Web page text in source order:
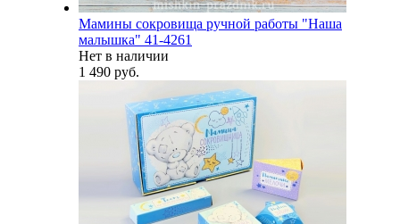
Мамины сокровища ручной работы "Наша
малышка" 41-4261
Нет в наличии
1 490 руб.